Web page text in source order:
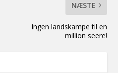
NÆSTE
Ingen landskampe til en
million seere!